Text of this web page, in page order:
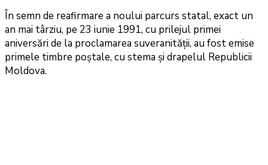
În semn de reafirmare a noului parcurs statal, exact un
an mai târziu, pe 23 iunie 1991, cu prilejul primei
aniversări de la proclamarea suveranității, au fost emise
primele timbre poștale, cu stema și drapelul Republicii
Moldova.